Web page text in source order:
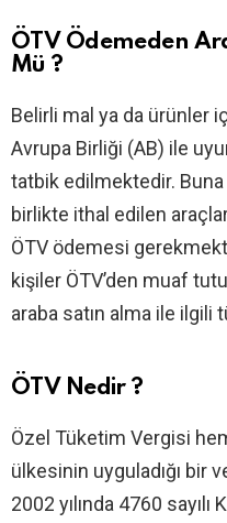
ÖTV Ödemeden
Mü ?
Belirli mal ya da ürünler
Avrupa Birliği (AB) ile
tatbik edilmektedir. Buna
birlikte ithal edilen
ÖTV ödemesi
kişiler ÖTV’den muaf
araba satın alma ile ilgili
ÖTV Nedir ?
Özel Tüketim Vergisi
ülkesinin uyguladığı bir
2002 yılında 4760